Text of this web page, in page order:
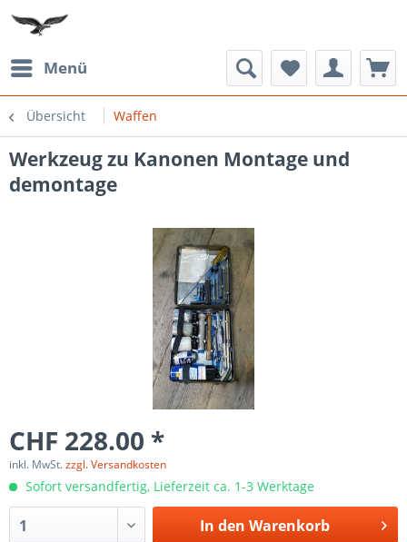
Menü
Übersicht Waffen
Werkzeug zu Kanonen Montage und
demontage
CHF 228.00 *
inkl. MwSt.zzgl. Versandkosten
Sofort versandfertig, Lieferzeit ca. 1-3 Werktage
In den Warenkorb